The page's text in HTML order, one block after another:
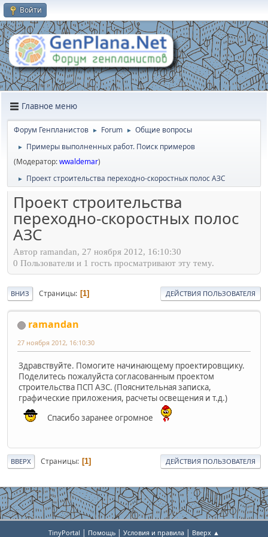
Войти
Главное меню
Форум Генпланистов ► Forum ► Общие вопросы
►
Примеры выполненных работ. Поиск примеров
(Модератор:wwaldemar)
► Проект строительства переходно-скоростных полос АЗС
Проект строительства
переходно-скоростных полос
АЗС
Автор ramandan, 27 ноября 2012, 16:10:30
0 Пользователи и 1 гость просматривают эту тему.
ВНИЗ Страницы 1 ДЕЙСТВИЯ ПОЛЬЗОВАТЕЛЯ
ramandan
27 ноября 2012, 16:10:30
Здравствуйте. Помогите начинающему проектировщику.
Поделитесь пожалуйста согласованным проектом
строительства ПСП АЗС. (Пояснительная записка,
графические приложения, расчеты освещения и т.д.)
Спасибо заранее огромное
ВВЕРХ Страницы 1 ДЕЙСТВИЯ ПОЛЬЗОВАТЕЛЯ
TinyPortal | Помощь | Условия и правила | Вверх ▲